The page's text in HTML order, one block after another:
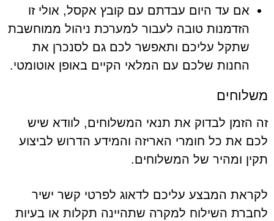
אם עד היום עבדתם עם קובץ אקסל, אולי זו
הזדמנות טובה לעבור למערכת ניהול ממוחשבת
שתקל עליכם ותאפשר לכם גם לסנכרן את
החנות שלכם עם המלאי הקיים באופן אוטומטי.
משלוחים
זה הזמן לבדוק את תנאי המשלוחים, לוודא שיש
לכם את כל חומרי האריזה והמידע הדרוש לביצוע
תקין ומהיר של המשלוחים.
לקראת המבצע עליכם לדאוג לפרטי קשר ישיר
לחברת השילוח למקרה שתהיינה תקלות או בעיות